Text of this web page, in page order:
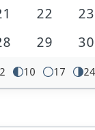
22 23
29 30
10 17 24